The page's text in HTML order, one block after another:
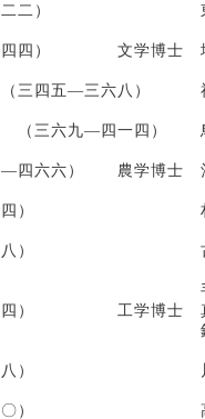
五―三二二） 東
四四） 文学博士
（三四五―三六八）
（三六九―四一四）
―四六六） 農学博士
―四八四） 村
―五一八） 古
精一
四四） 工学博士 真
一
―五六八） 川
―五八〇） 高